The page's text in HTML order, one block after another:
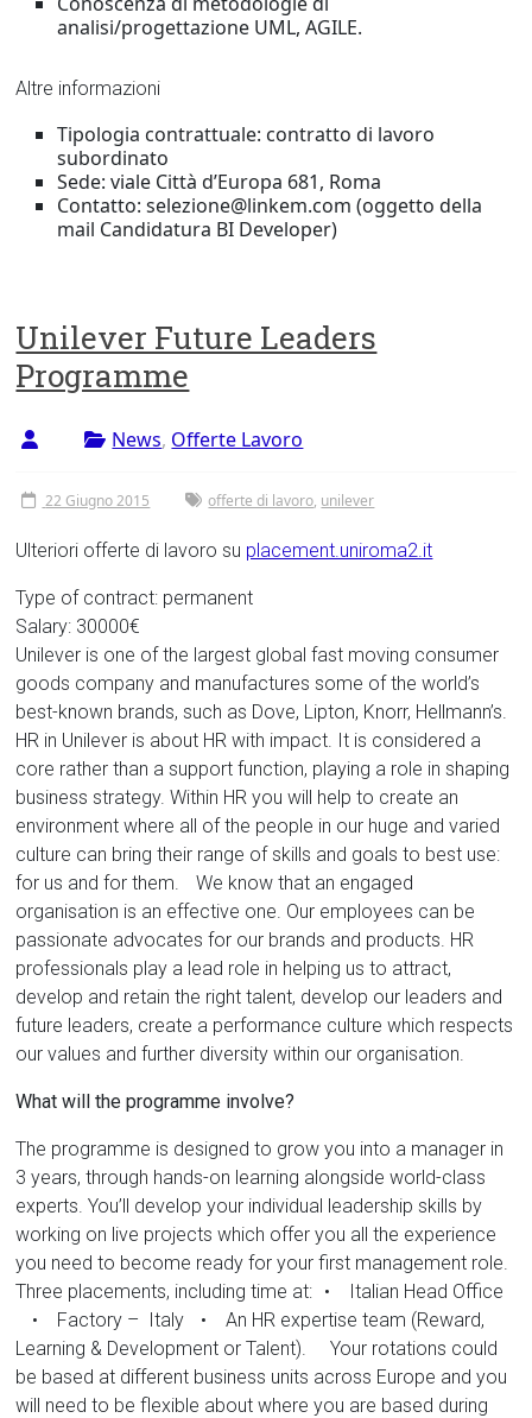
analisi/progettazione UML, AGILE.
Altre informazioni
Tipologia contrattuale: contratto di lavoro
subordinato
Sede: viale Città d’Europa 681, Roma
Contatto: selezione@linkem.com (oggetto della
mail Candidatura BI Developer)
Unilever Future Leaders
Programme
News, Offerte Lavoro
22 Giugno 2015 offerte di lavoro, unilever
Ulteriori offerte di lavoro su placement.uniroma2.it
Type of contract: permanent
Salary: 30000€
Unilever is one of the largest global fast moving consumer
goods company and manufactures some of the world’s
best-known brands, such as Dove, Lipton, Knorr, Hellmann’s.
HR in Unilever is about HR with impact. It is considered a
core rather than a support function, playing a role in shaping
business strategy. Within HR you will help to create an
environment where all of the people in our huge and varied
culture can bring their range of skills and goals to best use:
for us and for them. We know that an engaged
organisation is an effective one. Our employees can be
passionate advocates for our brands and products. HR
professionals play a lead role in helping us to attract,
develop and retain the right talent, develop our leaders and
future leaders, create a performance culture which respects
our values and further diversity within our organisation.
What will the programme involve?
The programme is designed to grow you into a manager in
3 years, through hands-on learning alongside world-class
experts. You’ll develop your individual leadership skills by
working on live projects which offer you all the experience
you need to become ready for your first management role.
Three placements, including time at: • Italian Head Office
• Factory – Italy • An HR expertise team (Reward,
Learning & Development or Talent). Your rotations could
be based at different business units across Europe and you
will need to be flexible about where you are based during